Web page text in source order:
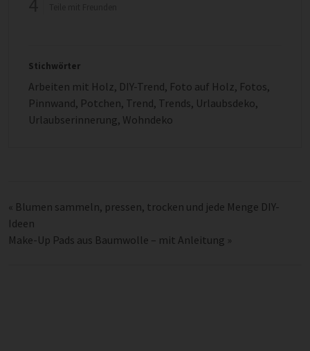
Stichwörter
Arbeiten mit Holz, DIY-Trend, Foto auf Holz, Fotos,
Pinnwand, Potchen, Trend, Trends, Urlaubsdeko,
Urlaubserinnerung, Wohndeko
« Blumen sammeln, pressen, trocken und jede Menge DIY-
Ideen
Make-Up Pads aus Baumwolle – mit Anleitung »